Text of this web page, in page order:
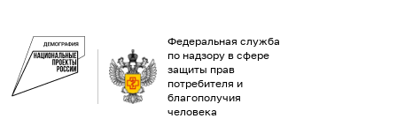
Федеральная служба
по надзору в сфере
защиты прав
потребителя и
благополучия
человека